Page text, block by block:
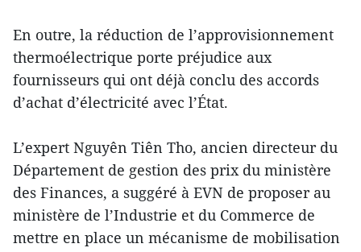
En outre, la réduction de l’approvisionnement
thermoélectrique porte préjudice aux
fournisseurs qui ont déjà conclu des accords
d’achat d’électricité avec l’État.
L’expert Nguyên Tiên Tho, ancien directeur du
Département de gestion des prix du ministère
des Finances, a suggéré à EVN de proposer au
ministère de l’Industrie et du Commerce de
mettre en place un mécanisme de mobilisation